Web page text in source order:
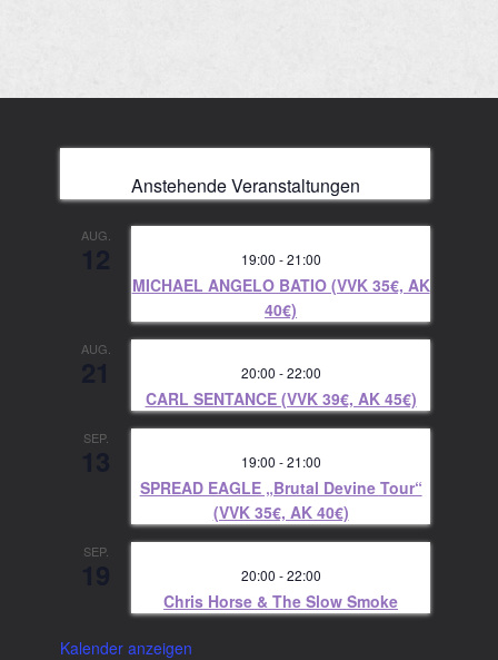
Anstehende Veranstaltungen
AUG.
19:00 -21:00
MICHAEL ANGELO BATIO (VVK 35€, AK
40€)
AUG.
20:00 -22:00
CARL SENTANCE (VVK 39€, AK 45€)
SEP.
19:00 -21:00
SPREAD EAGLE „Brutal Devine Tour“
(VVK 35€, AK 40€)
SEP.
20:00 -22:00
Chris Horse & The Slow Smoke
Kalender anzeigen